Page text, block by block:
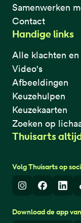
Samenwerken
Contact
Handige links
Alle klachten en
Video's
Afbeeldingen
Keuzehulpen
Keuzekaarten
Zoeken op
Thuisarts
Volg Thuisarts op
Instagram
Download de app